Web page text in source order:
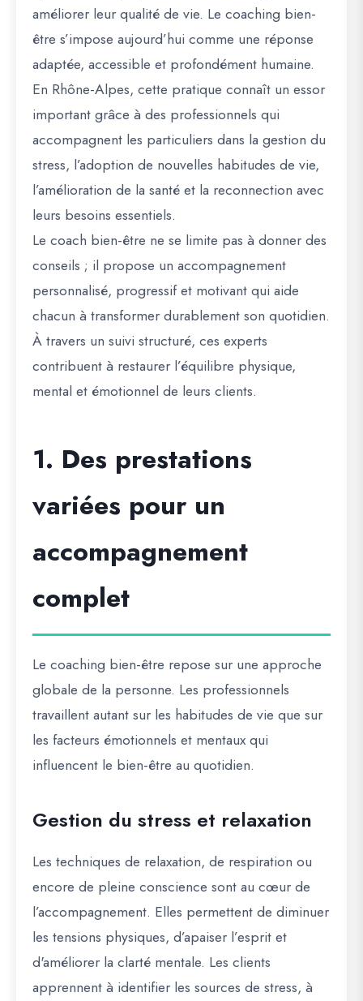
améliorer leur qualité de vie. Le coaching bien-
être s’impose aujourd’hui comme une réponse
adaptée, accessible et profondément humaine.
En Rhône-Alpes, cette pratique connaît un essor
important grâce à des professionnels qui
accompagnent les particuliers dans la gestion du
stress, l’adoption de nouvelles habitudes de vie,
l’amélioration de la santé et la reconnection avec
leurs besoins essentiels.
Le coach bien-être ne se limite pas à donner des
conseils ; il propose un accompagnement
personnalisé, progressif et motivant qui aide
chacun à transformer durablement son quotidien.
À travers un suivi structuré, ces experts
contribuent à restaurer l’équilibre physique,
mental et émotionnel de leurs clients.
1. Des prestations
variées pour un
accompagnement
complet
Le coaching bien-être repose sur une approche
globale de la personne. Les professionnels
travaillent autant sur les habitudes de vie que sur
les facteurs émotionnels et mentaux qui
influencent le bien-être au quotidien.
Gestion du stress et relaxation
Les techniques de relaxation, de respiration ou
encore de pleine conscience sont au cœur de
l’accompagnement. Elles permettent de diminuer
les tensions physiques, d’apaiser l’esprit et
d'améliorer la clarté mentale. Les clients
apprennent à identifier les sources de stress, à